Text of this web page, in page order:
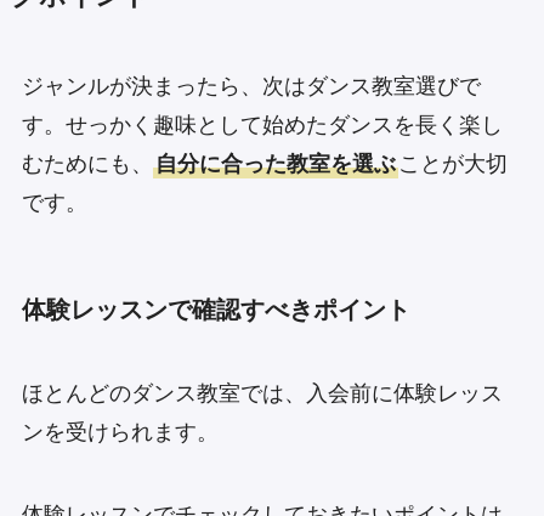
ジャンルが決まったら、次はダンス教室選びで
す。せっかく趣味として始めたダンスを長く楽し
むためにも、 自分に合った教室を選ぶことが大切
です。
体験レッスンで確認すべきポイント
ほとんどのダンス教室では、入会前に体験レッス
ンを受けられます。